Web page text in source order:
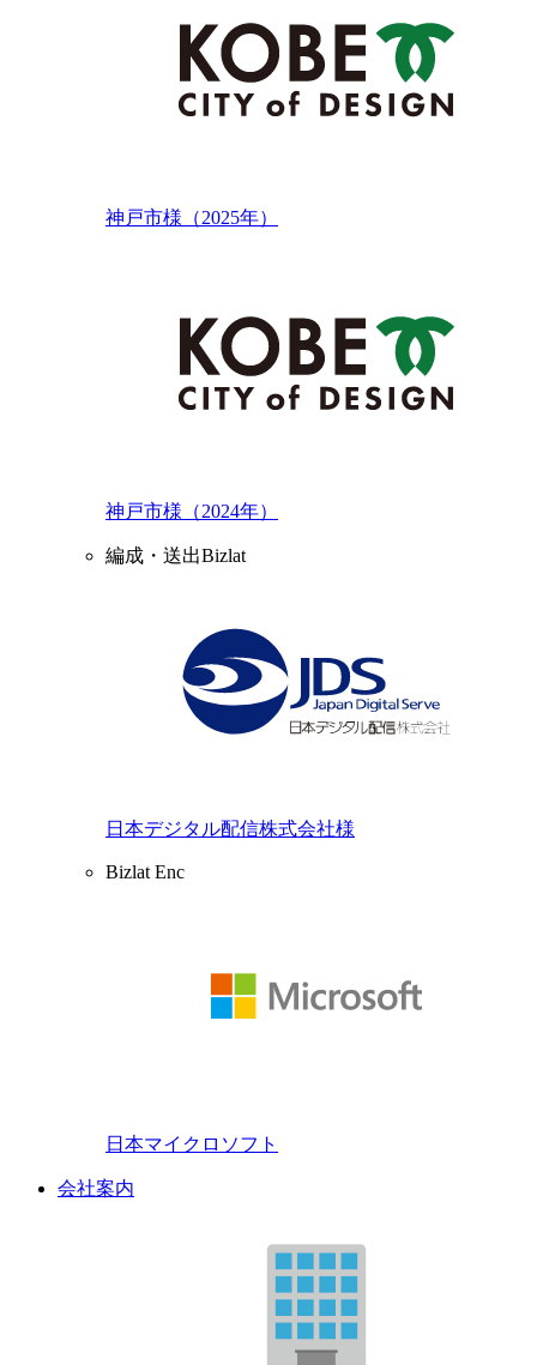
神戸市様（2025年）
神戸市様（2024年）
編成・送出Bizlat
日本デジタル配信株式会社様
Bizlat Enc
日本マイクロソフト
会社案内